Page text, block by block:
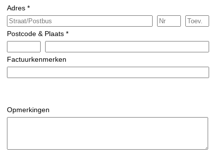
Adres *
Postcode & Plaats *
Factuurkenmerken
Opmerkingen